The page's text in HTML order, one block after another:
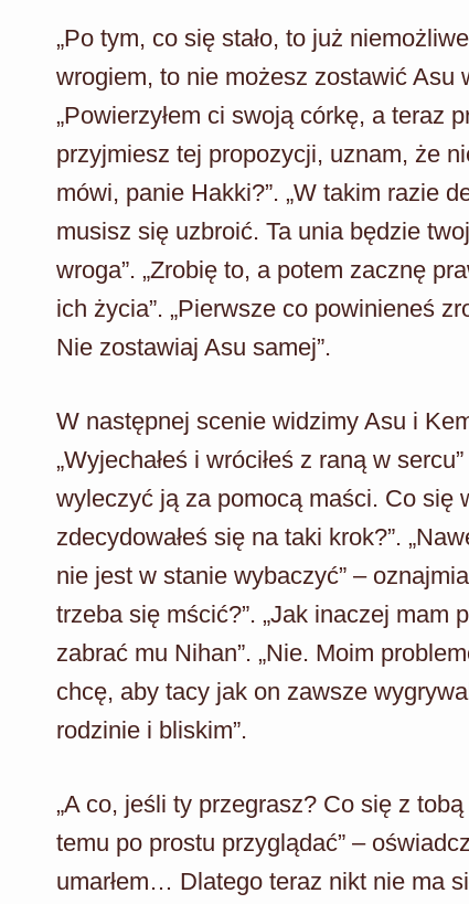
„Po tym, co się stało, to już
wrogiem, to nie możesz zostawić Asu
„Powierzyłem ci swoją córkę, a teraz
przyjmiesz tej propozycji, uznam, że
mówi, panie Hakki?”. „W takim razie
musisz się uzbroić. Ta unia będzie
wroga”. „Zrobię to, a potem zacznę
ich życia”. „Pierwsze co powinieneś
Nie zostawiaj Asu samej”.
W następnej scenie widzimy Asu i
„Wyjechałeś i wróciłeś z raną w
wyleczyć ją za pomocą maści. Co się
zdecydowałeś się na taki krok?”.
nie jest w stanie wybaczyć” –
trzeba się mścić?”. „Jak inaczej mam
zabrać mu Nihan”. „Nie. Moim
chcę, aby tacy jak on zawsze
rodzinie i bliskim”.
„A co, jeśli ty przegrasz? Co się z
temu po prostu przyglądać” –
umarłem… Dlatego teraz nikt nie ma